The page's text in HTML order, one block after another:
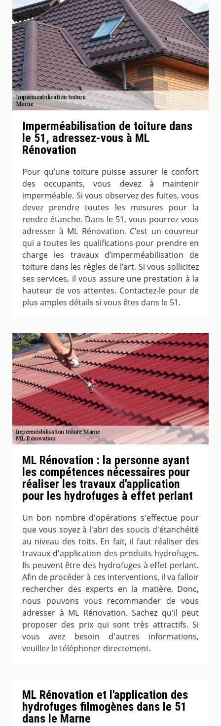
Imperméabilisation de toiture dans
le 51, adressez-vous à ML
Rénovation
Pour qu’une toiture puisse assurer le confort
des occupants, vous devez à maintenir
imperméable. Si vous observez des fuites, vous
devez prendre toutes les mesures pour la
rendre étanche. Dans le 51, vous pourrez vous
adresser à ML Rénovation. C’est un couvreur
qui a toutes les qualifications pour prendre en
charge les travaux d’imperméabilisation de
toiture dans les règles de l’art. Si vous sollicitez
ses services, il vous assure une prestation à la
hauteur de vos attentes. Contactez-le pour de
plus amples détails si vous êtes dans le 51.
ML Rénovation : la personne ayant
les compétences nécessaires pour
réaliser les travaux d'application
pour les hydrofuges à effet perlant
Un bon nombre d'opérations s'effectue pour
que vous soyez à l'abri des soucis d'étanchéité
au niveau des toits. En fait, il faut réaliser des
travaux d'application des produits hydrofuges.
Ils peuvent être des hydrofuges à effet perlant.
Afin de procéder à ces interventions, il va falloir
rechercher des experts en la matière. Donc,
nous pouvons vous recommander de vous
adresser à ML Rénovation. Sachez qu'il peut
proposer des prix qui sont très attractifs. Si
vous avez besoin d'autres informations,
veuillez le téléphoner directement.
ML Rénovation et l'application des
hydrofuges filmogènes dans le 51
dans le Marne